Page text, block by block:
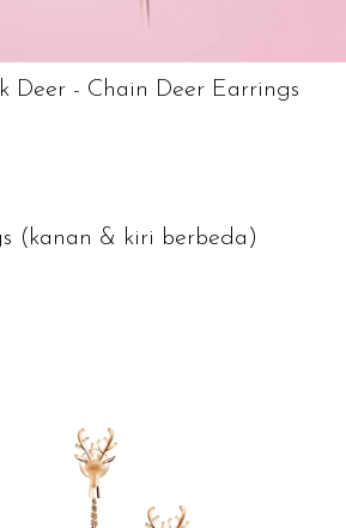
Deer - Chain Deer Earrings
(kanan & kiri berbeda)